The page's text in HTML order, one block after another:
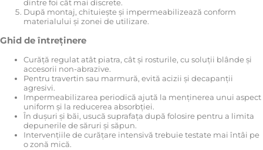
dintre foi cât mai discrete.
După montaj, chituiește și impermeabilizează conform
materialului și zonei de utilizare.
Ghid de întreținere
Curăță regulat atât piatra, cât și rosturile, cu soluții blânde și
accesorii non-abrazive.
Pentru travertin sau marmură, evită acizii și decapanții
agresivi.
Impermeabilizarea periodică ajută la menținerea unui aspect
uniform și la reducerea absorbției.
În dușuri și băi, usucă suprafața după folosire pentru a limita
depunerile de săruri și săpun.
Intervențiile de curățare intensivă trebuie testate mai întâi pe
o zonă mică.